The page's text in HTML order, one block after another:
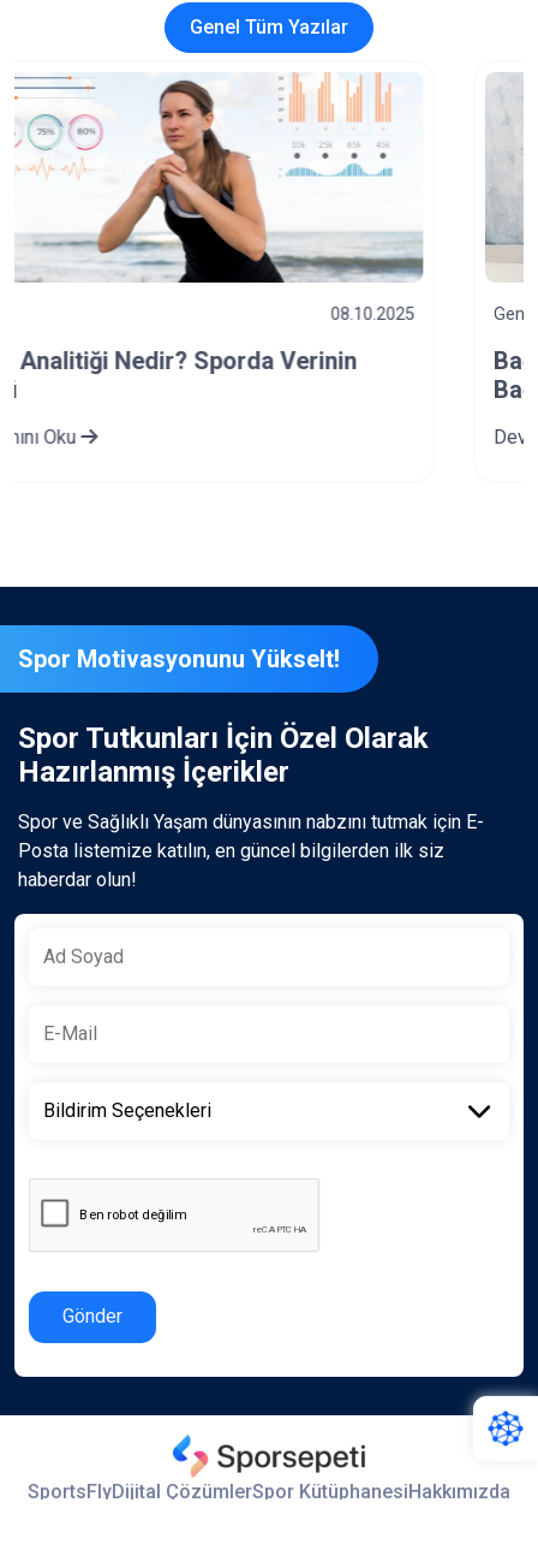
Genel Tüm Yazılar
03.10.2025
Bağımlılık Türleri Nelerdir? Spor ve
Devamını Oku
Spor Motivasyonunu Yükselt!
Spor Tutkunları İçin Özel Olarak
Hazırlanmış İçerikler
Spor ve Sağlıklı Yaşam dünyasının nabzını tutmak için E-
Posta listemize katılın, en güncel bilgilerden ilk siz
haberdar olun!
Gönder
SportsFlyDijital ÇözümlerSpor KütüphanesiHakkımızda